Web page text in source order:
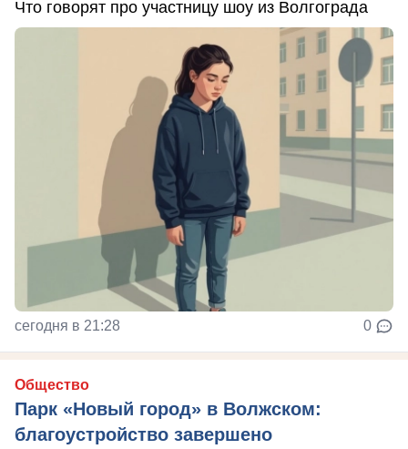
Что говорят про участницу шоу из Волгограда
сегодня в 21:28 0
Общество
Парк «Новый город» в Волжском:
благоустройство завершено